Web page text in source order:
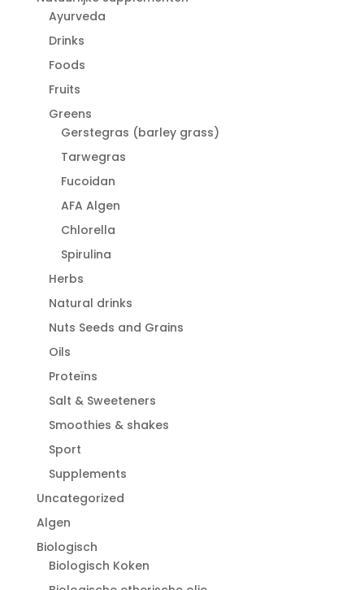
Ayurveda
Drinks
Foods
Fruits
Greens
Gerstegras (barley grass)
Tarwegras
Fucoidan
AFA Algen
Chlorella
Spirulina
Herbs
Natural drinks
Nuts Seeds and Grains
Oils
Proteïns
Salt & Sweeteners
Smoothies & shakes
Sport
Supplements
Uncategorized
Algen
Biologisch
Biologisch Koken